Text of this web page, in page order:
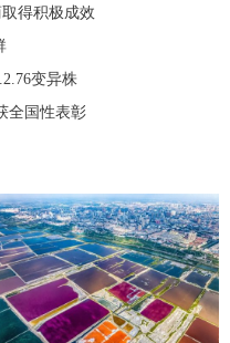
得积极成效
变异株
全国性表彰